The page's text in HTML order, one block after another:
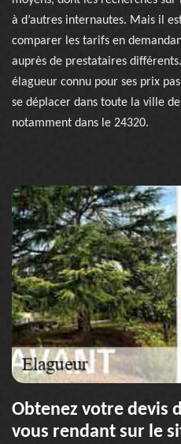
à d’autres internautes. Mais il
comparer les tarifs en
auprès de prestataires
élagueur connu pour ses prix
se déplacer dans toute la ville
notamment dans le 24320.
Obtenez votre devis
vous rendant sur le